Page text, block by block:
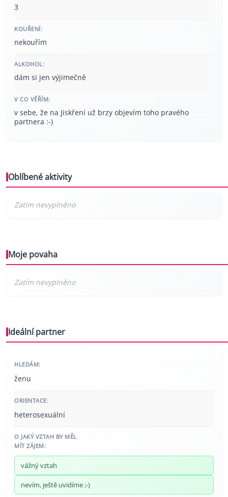
3
KOUŘENÍ:
nekouřím
ALKOHOL:
dám si jen výjimečně
V CO VĚŘÍM:
v sebe, že na Jiskření už brzy objevím toho pravého
partnera :-)
Oblíbené aktivity
Moje povaha
Ideální partner
HLEDÁM:
ženu
ORIENTACE:
heterosexuální
O JAKÝ VZTAH BY MĚL
MÍT ZÁJEM:
vážný vztah
nevím, ještě uvidíme ;-)